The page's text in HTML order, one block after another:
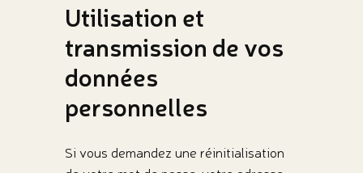
Utilisation et
transmission de vos
données
personnelles
Si vous demandez une réinitialisation